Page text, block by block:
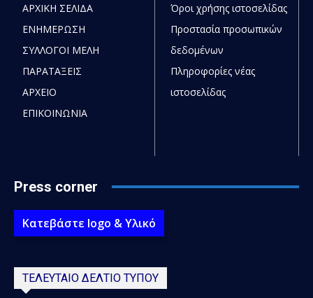
ΑΡΧΙΚΗ ΣΕΛΙΔΑ
ΕΝΗΜΕΡΩΣΗ
ΣΥΛΛΟΓΟΙ ΜΕΛΗ
ΠΑΡΑΤΑΞΕΙΣ
ΑΡΧΕΙΟ
ΕΠΙΚΟΙΝΩΝΙΑ
Όροι χρήσης ιστοσελίδας
Προστασία προσωπικών
δεδομένων
Πληροφορίες νέας
ιστοσελίδας
Press corner
Κατεβάστε logo & Υλικό
ΤΕΛΕΥΤΑΙΟ ΔΕΛΤΙΟ ΤΥΠΟΥ